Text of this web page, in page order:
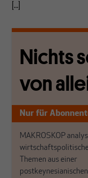
[...]
Nichts
von
Nur für
MAKROSKOP
wirtschaftspolitische
Themen aus einer
postkeynesianischen